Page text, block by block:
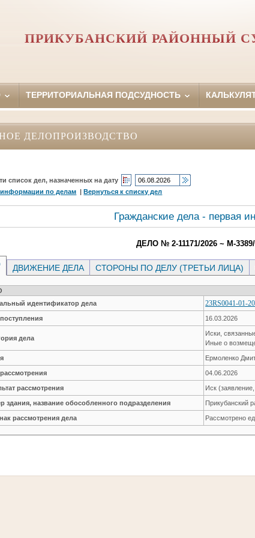
ПРИКУБАНСКИЙ РАЙОННЫЙ
ТЕРРИТОРИАЛЬНАЯ ПОДСУДНОСТЬ
ДЕЛОПРОИЗВОДСТВО
список дел, назначенных на дату
по делам |Вернуться к списку дел
Гражданские дела - первая
ДЕЛО № 2-11171/2026 ~ М-3389/
ДВИЖЕНИЕ ДЕЛА СТОРОНЫ ПО ДЕЛУ (ТРЕТЬИ ЛИЦА)
идентификатор дела
23RS0041-01-
16.03.2026
дела
Иски,
Иные о
Ермоленко
04.06.2026
рассмотрения Иск
здания, название обособленного подразделения Прикубанский
рассмотрения дела Рассмотрено